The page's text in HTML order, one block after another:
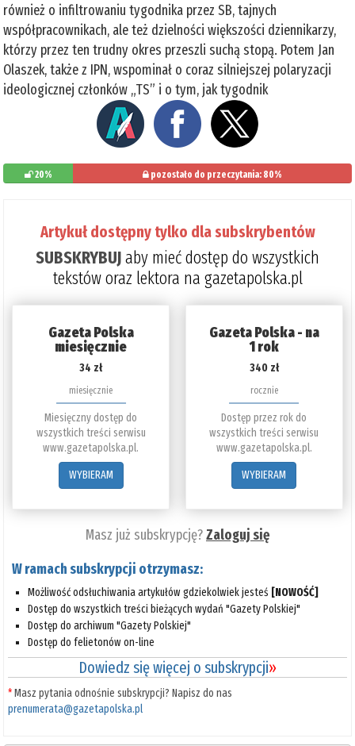
również o infiltrowaniu tygodnika przez SB, tajnych
współpracownikach, ale też dzielności większości dziennikarzy,
którzy przez ten trudny okres przeszli suchą stopą. Potem Jan
Olaszek, także z IPN, wspominał o coraz silniejszej polaryzacji
ideologicznej członków „TS” i o tym, jak tygodnik
20% pozostało do przeczytania: 80%
Artykuł dostępny tylko dla subskrybentów
SUBSKRYBUJaby mieć dostęp do wszystkich
tekstów oraz lektora na gazetapolska.pl
Gazeta Polska
miesięcznie
34 zł
miesięcznie
Miesięczny dostęp do
wszystkich treści serwisu
www.gazetapolska.pl.
WYBIERAM
Gazeta Polska - na
1 rok
340 zł
rocznie
Dostęp przez rok do
wszystkich treści serwisu
www.gazetapolska.pl.
WYBIERAM
Masz już subskrypcję?Zaloguj się
W ramach subskrypcji otrzymasz:
Możliwość odsłuchiwania artykułów gdziekolwiek jesteś [NOWOŚĆ]
Dostęp do wszystkich treści bieżących wydań "Gazety Polskiej"
Dostęp do archiwum "Gazety Polskiej"
Dostęp do felietonów on-line
Dowiedz się więcej o subskrypcji»
*Masz pytania odnośnie subskrypcji? Napisz do nas
prenumerata@gazetapolska.pl